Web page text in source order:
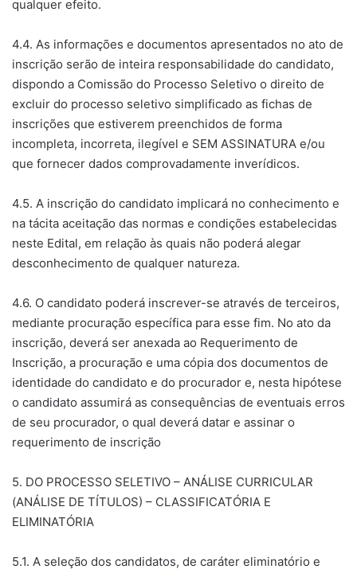
qualquer efeito.
4.4. As informações e documentos apresentados no ato de
inscrição serão de inteira responsabilidade do candidato,
dispondo a Comissão do Processo Seletivo o direito de
excluir do processo seletivo simplificado as fichas de
inscrições que estiverem preenchidos de forma
incompleta, incorreta, ilegível e SEM ASSINATURA e/ou
que fornecer dados comprovadamente inverídicos.
4.5. A inscrição do candidato implicará no conhecimento e
na tácita aceitação das normas e condições estabelecidas
neste Edital, em relação às quais não poderá alegar
desconhecimento de qualquer natureza.
4.6. O candidato poderá inscrever-se através de terceiros,
mediante procuração específica para esse fim. No ato da
inscrição, deverá ser anexada ao Requerimento de
Inscrição, a procuração e uma cópia dos documentos de
identidade do candidato e do procurador e, nesta hipótese
o candidato assumirá as consequências de eventuais erros
de seu procurador, o qual deverá datar e assinar o
requerimento de inscrição
5. DO PROCESSO SELETIVO – ANÁLISE CURRICULAR
(ANÁLISE DE TÍTULOS) – CLASSIFICATÓRIA E
ELIMINATÓRIA
5.1. A seleção dos candidatos, de caráter eliminatório e